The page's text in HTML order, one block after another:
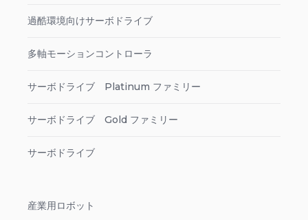
過酷環境向けサーボドライブ
多軸モーションコントローラ
サーボドライブ Platinum ファミリー
サーボドライブ Gold ファミリー
サーボドライブ
産業用ロボット